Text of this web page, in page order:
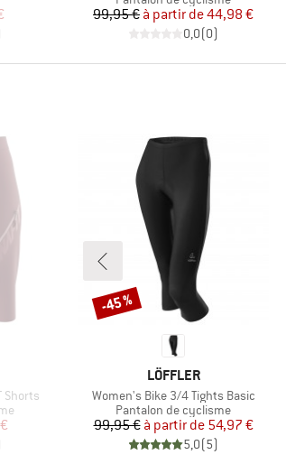
Prix
99,95 € Prix réduit
à partir de44,98 €
0,0(0)
Shorts
MARQUE
LÖFFLER
Article
Women's Bike 3/4 Tights Basic
Product group
Pantalon de cyclisme
Prix
99,95 € Prix réduit
à partir de 54,97 €
5,0(5)
Remise
-45 %